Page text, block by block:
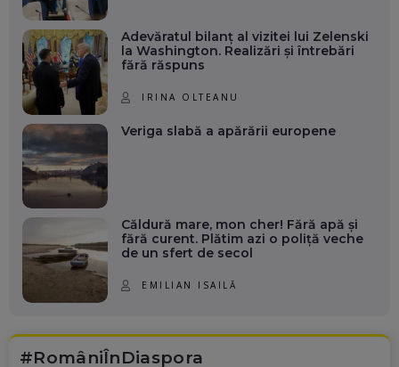
Adevăratul bilanț al vizitei lui Zelenski
la Washington. Realizări și întrebări
fără răspuns
IRINA OLTEANU
Veriga slabă a apărării europene
Căldură mare, mon cher! Fără apă și
fără curent. Plătim azi o poliță veche
de un sfert de secol
EMILIAN ISAILĂ
#RomâniÎnDiaspora